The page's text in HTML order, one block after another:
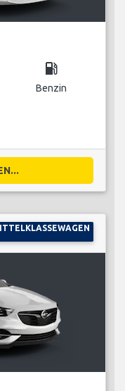
local_gas_station
Benzin